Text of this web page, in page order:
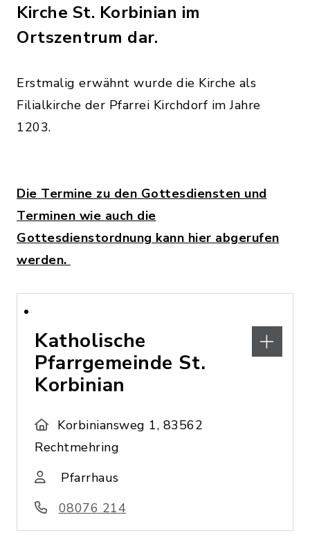
Kirche St. Korbinian im
Ortszentrum dar.
Erstmalig erwähnt wurde die Kirche als
Filialkirche der Pfarrei Kirchdorf im Jahre
1203.
Die Termine zu den Gottesdiensten und
Terminen wie auch die
Gottesdienstordnung kann hier abgerufen
werden.
Katholische
Pfarrgemeinde St.
Korbinian
Korbiniansweg 1, 83562
Rechtmehring
Pfarrhaus
08076 214